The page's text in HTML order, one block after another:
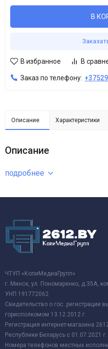
В
В избранное В
Заказ по телефону:
Описание Характеристики
Описание
подробнее
ЧТУП «КопиМедиаГрупп»
г. Минск, ул. Пономаренко, д.35А,
УНП 191772062
Свидетельство о гос. регистрации
горисполкомом 13.12.2012 г.
Регистрация интернет-магазина
Республики Беларусь с 01.07.2021 г.
Номера телефонов местных